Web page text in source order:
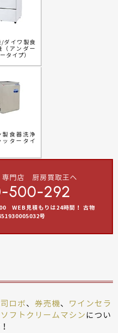
ダイワ製食
（アンダー
タイプ）
製食器洗浄
ッタータイ
専門店 厨房買取王へ
500-292
WEB見積もりは24時間！ 古物
号
ロボ、 券売機、 ワインセラ
ソフトクリームマシンについ